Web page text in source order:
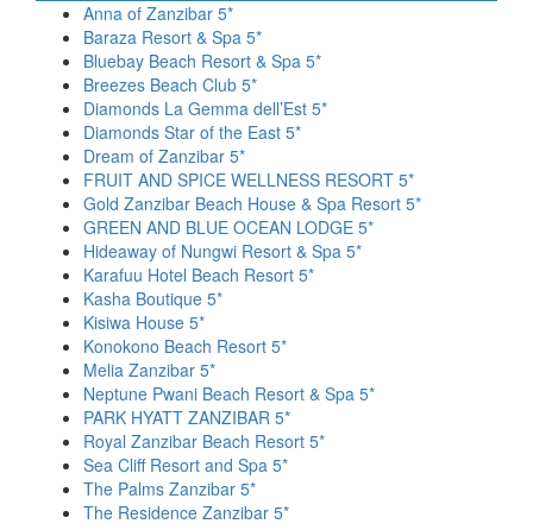
Anna of Zanzibar 5*
Baraza Resort & Spa 5*
Bluebay Beach Resort & Spa 5*
Breezes Beach Club 5*
Diamonds La Gemma dell’Est 5*
Diamonds Star of the East 5*
Dream of Zanzibar 5*
FRUIT AND SPICE WELLNESS RESORT 5*
Gold Zanzibar Beach House & Spa Resort 5*
GREEN AND BLUE OCEAN LODGE 5*
Hideaway of Nungwi Resort & Spa 5*
Karafuu Hotel Beach Resort 5*
Kasha Boutique 5*
Kisiwa House 5*
Konokono Beach Resort 5*
Melia Zanzibar 5*
Neptune Pwani Beach Resort & Spa 5*
PARK HYATT ZANZIBAR 5*
Royal Zanzibar Beach Resort 5*
Sea Cliff Resort and Spa 5*
The Palms Zanzibar 5*
The Residence Zanzibar 5*